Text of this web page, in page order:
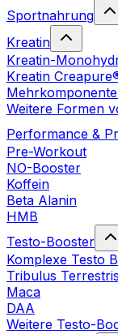
Sportnahrung
Kreatin
Kreatin-
Kreatin
Weitere Formen
Performance &
Pre-Workout
NO-Booster
Koffein
Beta Alanin
HMB
Testo-Booster
Komplexe Testo
Tribulus Terrestris
Maca
DAA
Weitere Testo-